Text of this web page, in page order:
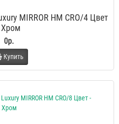
MIRROR HM CRO/4 Цвет
Хром
0р.
Купить